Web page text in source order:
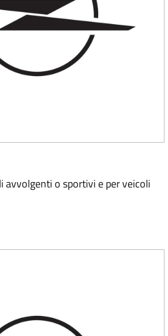
avvolgenti o sportivi e per veicoli